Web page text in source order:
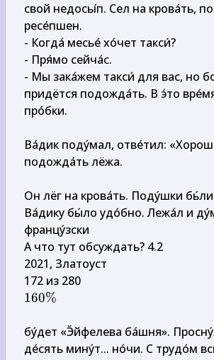
свой недосьі́п. Сел на крова́ть,
ресе́пшен.
- Когда́ месье́ хо́чет такси́?
- Пря́мо сейча́с.
- Мы зака́жем такси́ для вас, но
придётся подожда́ть. В э́то
про́бки.
Ва́дик поду́мал, отве́тил:
подожда́ть лёжа.
Он лёг на крова́ть. Поду́шки
Ва́дику бы́ло удо́бно. Лежа́л и
францу́зски
А что тут обсуждать? 4.2
2021, Златоуст
172 из 280
160
160%
бу́дет «Э̆йфелева ба́шня».
де́сять мину́т... но́чи. С трудо́м